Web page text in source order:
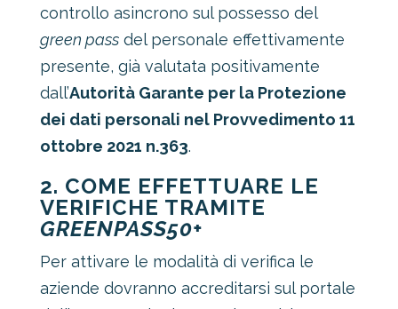
controllo asincrono sul possesso del
green passdel personale effettivamente
presente, già valutata positivamente
dall’Autorità Garante per la Protezione
dei dati personali nel Provvedimento 11
ottobre 2021 n.363.
2. COME EFFETTUARE LE
VERIFICHE TRAMITE
GREENPASS50+
Per attivare le modalità di verifica le
aziende dovranno accreditarsi sul portale